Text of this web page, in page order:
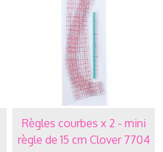
Règles courbes x 2 - mini
règle de 15 cm Clover 7704